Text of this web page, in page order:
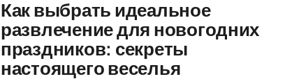
Как выбрать идеальное
развлечение для новогодних
праздников: секреты
настоящего веселья